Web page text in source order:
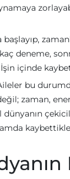
başlayıp,
deneme,
içinde
bu
zaman,
dünyanın